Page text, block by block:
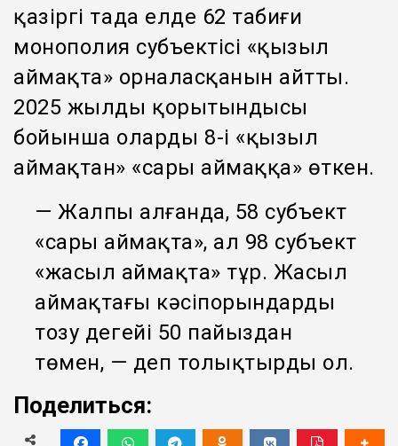
қазіргі таңда елде 62 табиғи
монополия субъектісі «қызыл
аймақта» орналасқанын айтты.
2025 жылдың қорытындысы
бойынша олардың 8-і «қызыл
аймақтан» «сары аймаққа» өткен.
— Жалпы алғанда, 58 субъект
«сары аймақта», ал 98 субъект
«жасыл аймақта» тұр. Жасыл
аймақтағы кәсіпорындардың
тозу деңгейі 50 пайыздан
төмен, — деп толықтырды ол.
Поделиться: